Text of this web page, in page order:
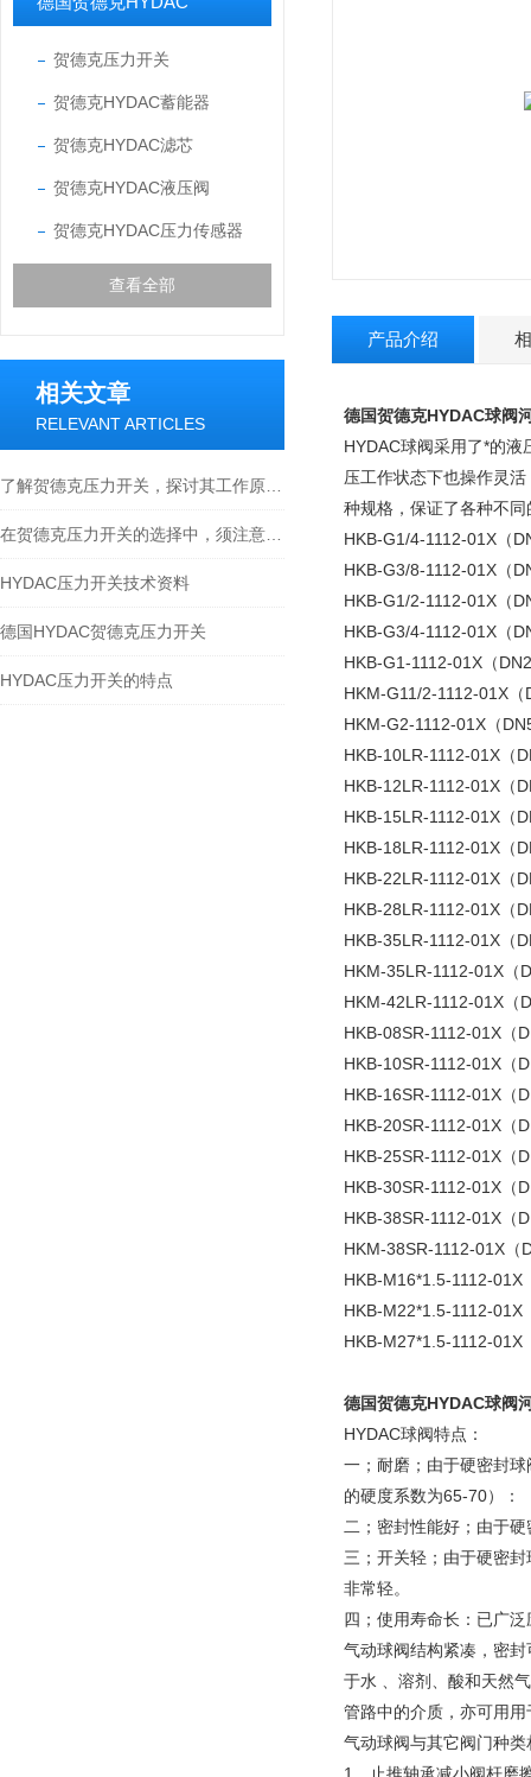
贺德克压力开关
贺德克HYDAC蓄能器
贺德克HYDAC滤芯
贺德克HYDAC液压阀
贺德克HYDAC压力传感器
查看全部
相关文章
RELEVANT ARTICLES
HYDAC压力开关技术资料
德国HYDAC贺德克压力开关
HYDAC压力开关的特点
产品介绍
德国贺德克HYDAC球阀
HYDAC球阀采用了*的
压工作状态下也操作灵
种规格，保证了各种不
HKB-G1/4-1112-01X（
HKB-G3/8-1112-01X（
HKB-G1/2-1112-01X（
HKB-G3/4-1112-01X（
HKB-G1-1112-01X（
HKM-G11/2-1112-01X（
HKM-G2-1112-01X（
HKB-10LR-1112-01X（
HKB-12LR-1112-01X（
HKB-15LR-1112-01X（
HKB-18LR-1112-01X（
HKB-22LR-1112-01X（
HKB-28LR-1112-01X（
HKB-35LR-1112-01X（
HKM-35LR-1112-01X（
HKM-42LR-1112-01X（
HKB-08SR-1112-01X（
HKB-10SR-1112-01X（
HKB-16SR-1112-01X（
HKB-20SR-1112-01X（
HKB-25SR-1112-01X（
HKB-30SR-1112-01X（
HKB-38SR-1112-01X（
HKM-38SR-1112-01X（
HKB-M16*1.5-1112-01X
HKB-M22*1.5-1112-01X
HKB-M27*1.5-1112-01X
德国贺德克HYDAC球阀
HYDAC球阀特点：
一；耐磨；由于硬密封
的硬度系数为65-70）：
二；密封性能好；由于
三；开关轻；由于硬密
非常轻。
四；使用寿命长：已广
气动球阀结构紧凑，密
于水 、溶剂、酸和天然
管路中的介质，亦可用
气动球阀与其它阀门种